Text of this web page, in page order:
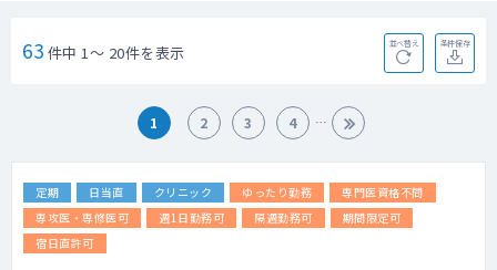
63 件中 1～ 20件を表示 並べ替え 条件保存
1 2 3 4
定期 日当直 クリニック ゆったり勤務
専門医資格不問
専攻医・専修医可
週1日勤務可 隔週勤務可
期間限定可
宿日直許可